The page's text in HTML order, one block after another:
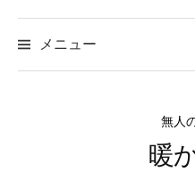
メニュー
無人
暖